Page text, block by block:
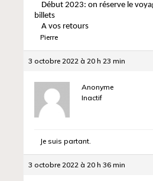
Début 2023: on réserve le
billets
A vos retours
Pierre
3 octobre 2022 à 20 h 23 min
Anonyme
Inactif
Je suis partant.
3 octobre 2022 à 20 h 36 min